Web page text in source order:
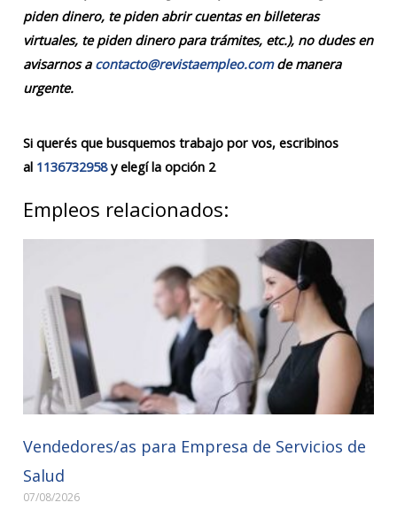
piden dinero, te piden abrir cuentas en billeteras
virtuales, te piden dinero para trámites, etc.), no dudes en
avisarnos a contacto@revistaempleo.comde manera
urgente.
Si querés que busquemos trabajo por vos, escribinos
al 1136732958y elegí la opción 2
Empleos relacionados:
Vendedores/as para Empresa de Servicios de
Salud
07/08/2026